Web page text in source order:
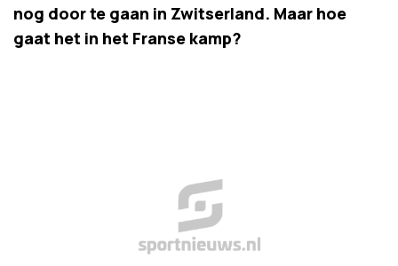
nog door te gaan in Zwitserland. Maar hoe
gaat het in het Franse kamp?